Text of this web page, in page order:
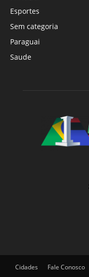
Esportes
Sem categoria
Paraguai
Saude
Cidades Fale Conosco